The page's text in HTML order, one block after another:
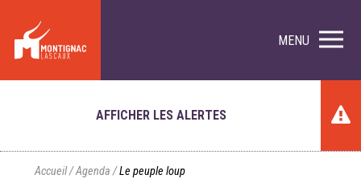
MENU
AFFICHER LES ALERTES
Accueil/Agenda /Le peuple loup